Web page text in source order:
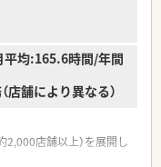
平均:165.6時間/年間
舗により異なる）
店舗以上）を展開し